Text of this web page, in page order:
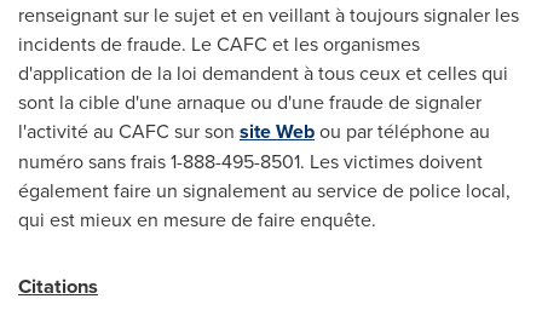
renseignant sur le sujet et en veillant à toujours signaler les
incidents de fraude. Le CAFC et les organismes
d'application de la loi demandent à tous ceux et celles qui
sont la cible d'une arnaque ou d'une fraude de signaler
l'activité au CAFC sur son site Webou par téléphone au
numéro sans frais 1-888-495-8501. Les victimes doivent
également faire un signalement au service de police local,
qui est mieux en mesure de faire enquête.
Citations